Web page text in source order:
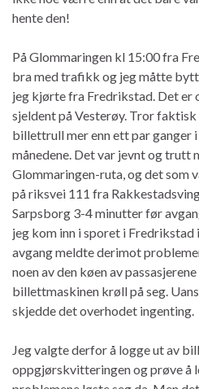
hente den!
På Glommaringen kl 15:00 fra
bra med trafikk og jeg måtte
jeg kjørte fra Fredrikstad. Det er
sjeldent på Vesterøy. Tror
billettrull mer enn ett par ganger
månedene. Det var jevnt og trutt
Glommaringen-ruta, og det som
på riksvei 111 fra
Sarpsborg 3-4 minutter før
jeg kom inn i sporet i
avgang meldte derimot
noen av den køen av
billettmaskinen krøll på seg.
skjedde det overhodet ingenting.
Jeg valgte derfor å logge ut av
oppgjørskvitteringen og prøve å